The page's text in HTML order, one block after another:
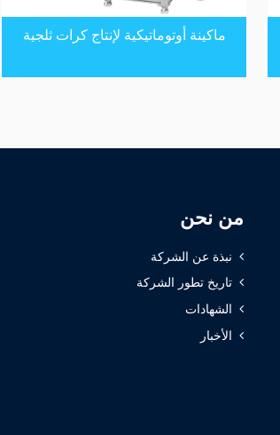
ماكينة أوتوماتيكية لإنتاج كرات ثلجية
من نحن
نبذة عن الشركة
تاريخ تطور الشركة
الشهادات
الأخبار